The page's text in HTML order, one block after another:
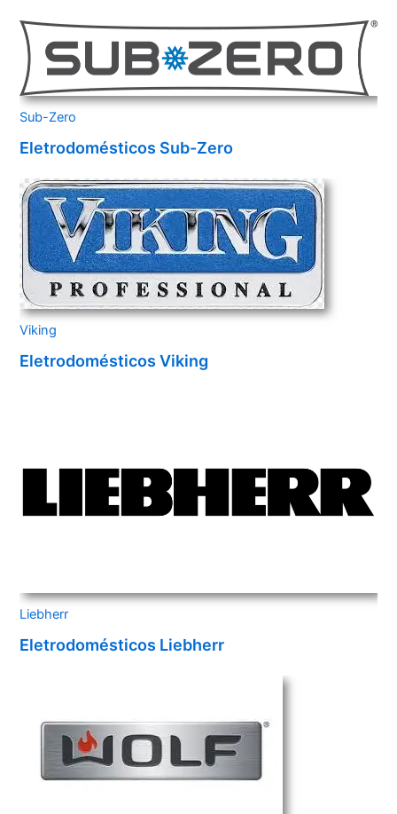
Sub-Zero
Eletrodomésticos Sub-Zero
Viking
Eletrodomésticos Viking
Liebherr
Eletrodomésticos Liebherr